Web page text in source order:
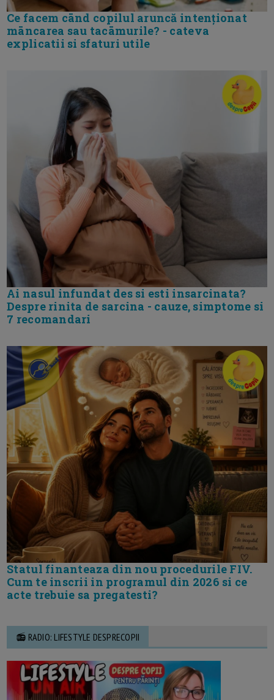
Ce facem cānd copilul aruncă intenționat
māncarea sau tacāmurile? - cateva
explicatii si sfaturi utile
Ai nasul infundat des si esti insarcinata?
Despre rinita de sarcina - cauze, simptome si
7 recomandari
Statul finanteaza din nou procedurile FIV.
Cum te inscrii in programul din 2026 si ce
acte trebuie sa pregatesti?
📻 RADIO: LIFESTYLE DESPRECOPII